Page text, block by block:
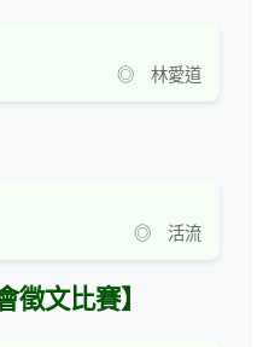
◎ 林愛道
◎ 活流
徵文比賽】